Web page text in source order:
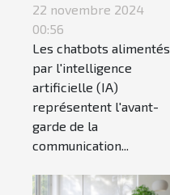
sur l'IA peuvent
révolutionner la
communication
numérique
22 novembre 2024
00:56
Les chatbots alimentés
par l'intelligence
artificielle (IA)
représentent l'avant-
garde de la
communication...